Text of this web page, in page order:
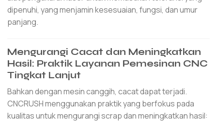
dipenuhi, yang menjamin kesesuaian, fungsi, dan umur
panjang.
Mengurangi Cacat dan Meningkatkan
Hasil: Praktik Layanan Pemesinan CNC
Tingkat Lanjut
Bahkan dengan mesin canggih, cacat dapat terjadi.
CNCRUSH menggunakan praktik yang berfokus pada
kualitas untuk mengurangi scrap dan meningkatkan hasil: